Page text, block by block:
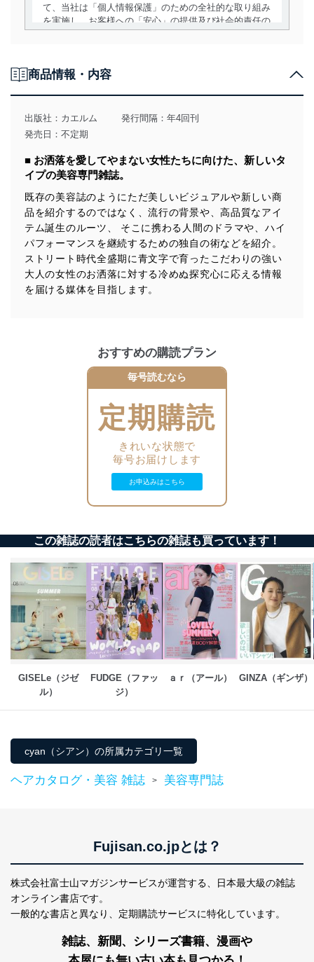
て、当社は「個人情報保護」のための全社的な取り組み
を実施し、お客様への「安心」の提供及び社会的責任の
用目的を明確にし、本人の同意を得たうえで利用目的の
達成に必要な範囲内で適法かつ公正な手段によって取
得・利用・提供を行います。また、当社が保有している
個人情報は、同意を得ずに目的外利用、第三者への提
みを確実にするため、従業者等の教育を徹底してまいり
ます。また、目的外利用を行わないために、適切な管理
措置を講じます。
法令遵守
当社は、個人情報に関連する法令、国が定める指針及び
その他の規範を遵守します。また、当社の管理の仕組み
に、これらの法令及びその他の規範を常に適合させま
す。
に、下記セキュリティ対策をはじめとする安全対策を実
施し、個人情報の漏えい、滅失またはき損の防止及び是
正に努めます。
個人データを取り扱うことのできる機器及び当該
機器を取り扱う従業者を明確化し、 個人データへ
の不要なアクセスを防止しています。
アクセス者の識別と認証
機器に標準装備されているユーザー制御機能（ユ
ーザーアカウント制御）により、個人情報データ
ベース等を取り扱う情報システムを使用する従業
外部からの不正アクセス等の防止
システムを最新の状態に保持しています。
個人データを取り扱う機器等にセキュリティ対策
ソフトウェア等を導入し、自動更新 機能等の活用
により、これを最新状態としています。
情報システムの使用に伴う漏洩等の防止
メール等により個人データの含まれるファイルを
送信する場合に、当該ファイルへのパスワードを
設定しています。
個人情報保護マネジメントシステムの継続的改善
善し、常に最良の状態を維持します。
苦情及び相談受付け窓口
適切、かつ迅速に対応させていただきます。
株式会社富士山マガジンサービス 個人情報問い合わせ
係
TEL：0570-200-223
FAX：03-5459-7073
e-mail：cs@fujisan.co.jp
改訂：2025年2月20日
制定：2005年4月1日
商品情報・内容
出版社： カエルム
発行間隔：年4回刊
発売日：不定期
■ お洒落を愛してやまない女性たちに向けた、新しいタ
イプの美容専門雑誌。
既存の美容誌のようにただ美しいビジュアルや新しい商
品を紹介するのではなく、流行の背景や、高品質なアイ
テム誕生のルーツ、 そこに携わる人間のドラマや、ハイ
パフォーマンスを継続するための独自の術などを紹介。
ストリート時代全盛期に青文字で育ったこだわりの強い
大人の女性のお洒落に対する冷めぬ探究心に応える情報
を届ける媒体を目指します。
おすすめの購読プラン
毎号読むなら
定期購読
きれいな状態で
毎号お届けします
お申込みはこちら
この雑誌の読者はこちらの雑誌も買っています！
GISELe（ジゼ
ル）
FUDGE（ファッ
ジ）
ａｒ（アール） GINZA（ギンザ）
cyan（シアン）の所属カテゴリ一覧
ヘアカタログ・美容 雑誌 > 美容専門誌
Fujisan.co.jpとは？
株式会社富士山マガジンサービスが運営する、
日本最大級の雑誌
オンライン書店です。
一般的な書店と異なり、 定期購読サービスに特化しています。
雑誌、新聞、シリーズ書籍、漫画や